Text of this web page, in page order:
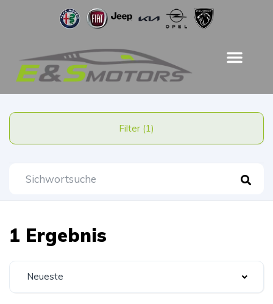
Filter (1)
1 Ergebnis
Neueste